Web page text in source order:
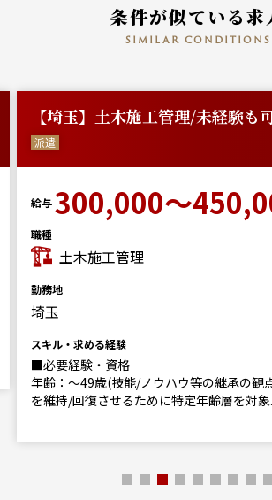
条件が似ている求
similar conditions
【埼玉】土木施工管理/未経験も
派遣
給与300,000～
職種
土木施工管理
勤務地
埼玉
スキル・求める経験
■必要経験・資格
年齢：～49歳(技能/ノウハウ等の継承の観
を維持/回復させるために特定年齢層を対象